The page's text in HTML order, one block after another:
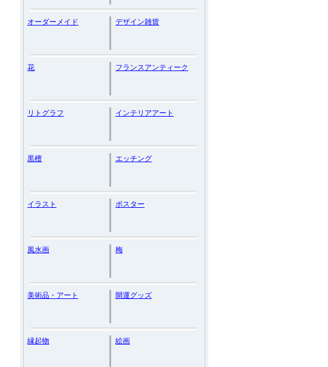
オーダーメイド デザイン雑貨
花 フランスアンティーク
リトグラフ インテリアアート
黒檀 エッチング
イラスト ポスター
風水画 梅
美術品・アート 開運グッズ
縁起物 絵画